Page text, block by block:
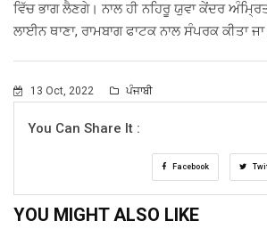
ਵਿੱਚ ਭਾਗ ਲੈਣਗੇ। ਨਾਲ ਹੀ ਨਹਿਰੂ ਯੁਵਾ ਕੇਂਦਰ
ਲਾਈਨ ਥਾਣਾ, ਰਾਮਬਾਗ ਫਾਟਕ ਨਾਲ ਸੰਪਰਕ ਕੀਤਾ
13 Oct, 2022 ਪੰਜਾਬੀ
You Can Share It :
Facebook
YOU MIGHT ALSO LIKE